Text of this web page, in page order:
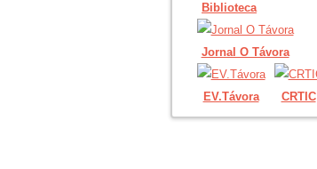
Biblioteca
Jornal O Távora
EV.Távora CRTIC